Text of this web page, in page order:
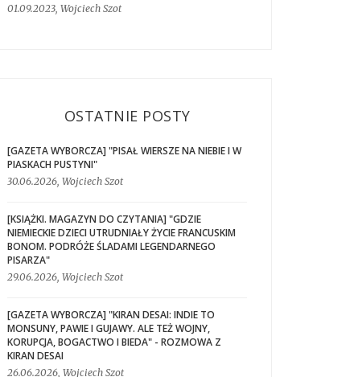
01.09.2023, Wojciech Szot
OSTATNIE POSTY
[GAZETA WYBORCZA] "PISAŁ WIERSZE NA NIEBIE I W
PIASKACH PUSTYNI"
30.06.2026, Wojciech Szot
[KSIĄŻKI. MAGAZYN DO CZYTANIA] "GDZIE
NIEMIECKIE DZIECI UTRUDNIAŁY ŻYCIE FRANCUSKIM
BONOM. PODRÓŻE ŚLADAMI LEGENDARNEGO
PISARZA"
29.06.2026, Wojciech Szot
[GAZETA WYBORCZA] "KIRAN DESAI: INDIE TO
MONSUNY, PAWIE I GUJAWY. ALE TEŻ WOJNY,
KORUPCJA, BOGACTWO I BIEDA" - ROZMOWA Z
KIRAN DESAI
26.06.2026, Wojciech Szot